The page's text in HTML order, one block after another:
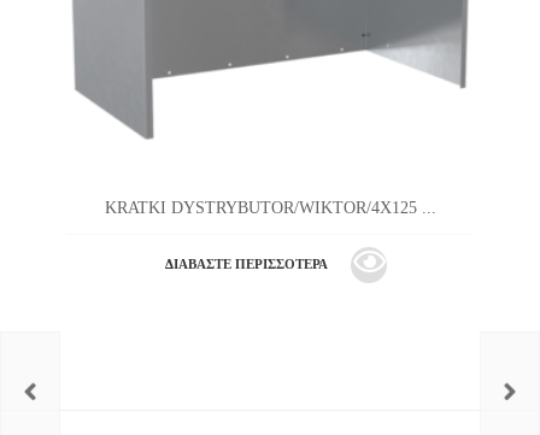
KRATKI DYSTRYBUTOR/WIKTOR/4X125 ...
ΔΙΑΒΆΣΤΕ ΠΕΡΙΣΣΌΤΕΡΑ